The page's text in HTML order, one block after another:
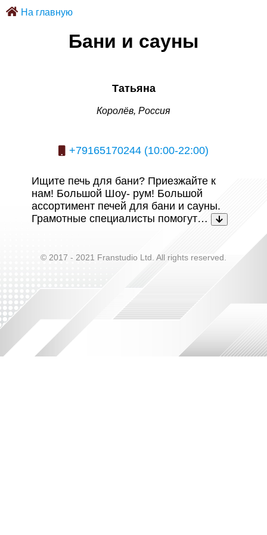
На главную
Бани и сауны
Татьяна
Королёв, Россия
+79165170244 (10:00-22:00)
Ищите печь для бани? Приезжайте к
нам! Большой Шоу- рум! Большой
ассортимент печей для бани и сауны.
Грамотные специалисты помогут…
© 2017 - 2021 Franstudio Ltd. All rights reserved.